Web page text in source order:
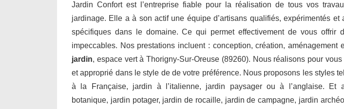
Jardin Confort est l’entreprise fiable pour la réalisation de tous vos
jardinage. Elle a à son actif une équipe d’artisans qualifiés, expérimentés et
spécifiques dans le domaine. Ce qui permet effectivement de vous offrir
impeccables. Nos prestations incluent : conception, création, aménagement
jardin, espace vert à Thorigny-Sur-Oreuse (89260). Nous réalisons pour vous
et approprié dans le style de de votre préférence. Nous proposons les styles
à la Française, jardin à l’italienne, jardin paysager ou à l’anglaise. Et
botanique, jardin potager, jardin de rocaille, jardin de campagne, jardin